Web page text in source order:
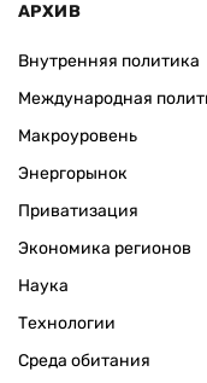
АРХИВ
Внутренняя политика
Международная
Макроуровень
Энергорынок
Приватизация
Экономика регионов
Наука
Технологии
Среда обитания